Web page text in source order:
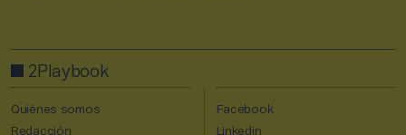
2Playbook
Quiénes somos
Redacción
Facebook
Linkedin